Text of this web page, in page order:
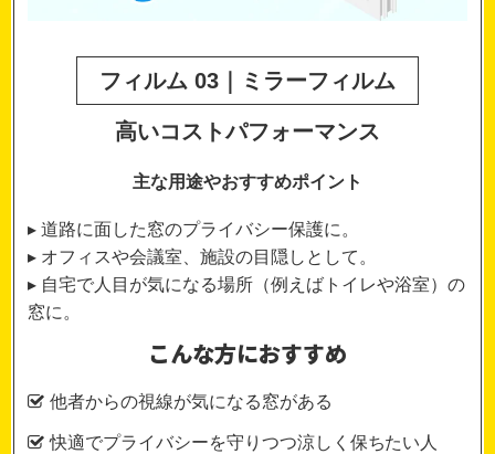
フィルム 03｜ミラーフィルム
高いコストパフォーマンス
主な用途やおすすめポイント
▸ 道路に面した窓のプライバシー保護に。
▸ オフィスや会議室、施設の目隠しとして。
▸ 自宅で人目が気になる場所（例えばトイレや浴室）の
窓に。
こんな方におすすめ
他者からの視線が気になる窓がある
快適でプライバシーを守りつつ涼しく保ちたい人